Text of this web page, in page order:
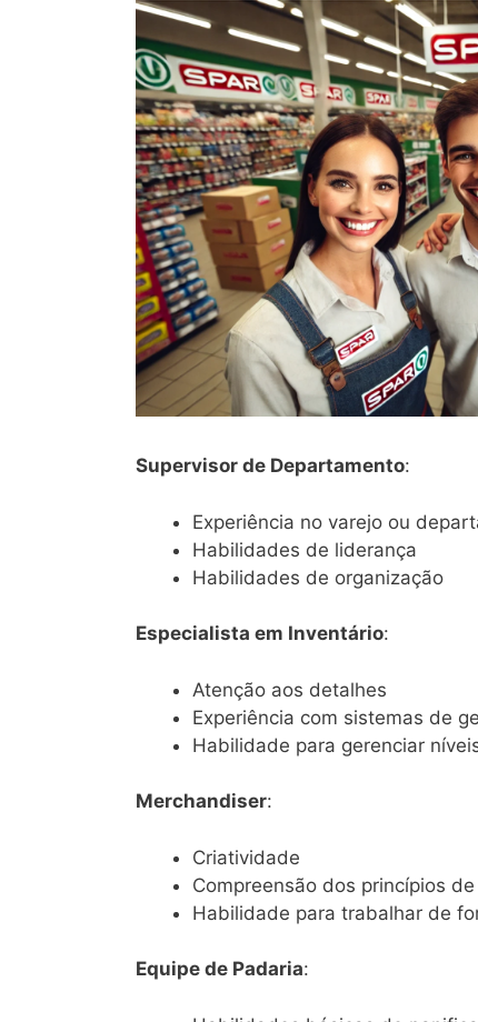
Supervisor de Departamento:
Experiência no varejo ou
Habilidades de liderança
Habilidades de organização
Especialista em Inventário:
Atenção aos detalhes
Experiência com sistemas de
Habilidade para gerenciar
Merchandiser:
Criatividade
Compreensão dos princípios
Habilidade para trabalhar de
Equipe de Padaria: